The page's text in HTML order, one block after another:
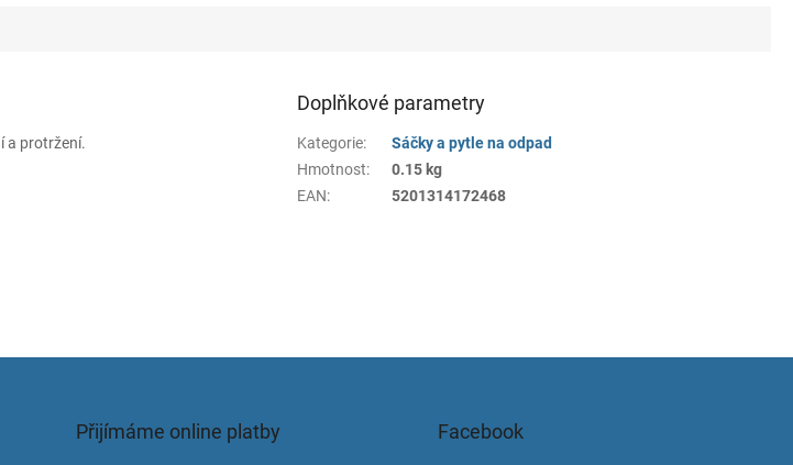
a protržení.
Doplňkové parametry
Kategorie:
Sáčky a pytle na odpad
Hmotnost:
0.15 kg
EAN: 5201314172468
Přijímáme online platby Facebook